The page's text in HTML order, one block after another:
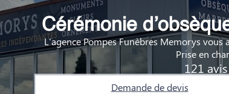
Cérémonie
L'agence Pompes Funèbres Memorys
Prise en
121
Demande de devis